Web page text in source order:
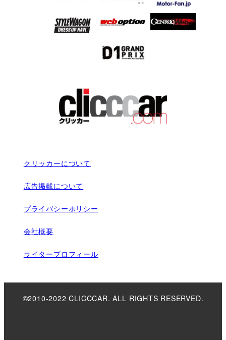
クリッカーについて
広告掲載について
プライバシーポリシー
会社概要
ライタープロフィール
©2010-2022 CLICCCAR. ALL RIGHTS RESERVED.